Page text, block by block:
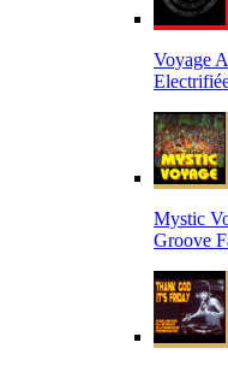
Voyage
Mystic
Groove